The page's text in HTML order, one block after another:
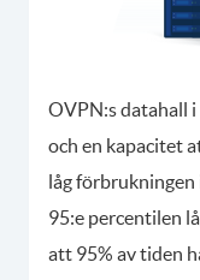
OVPN:s datahall i
och en kapacitet
låg
95:e percentilen
att 95% av tiden